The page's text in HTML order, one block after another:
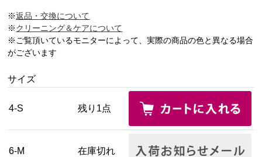
※返品・交換について
※クリーニング＆ケアについて
※ご覧頂いているモニターによって、実際の商品の色と異なる場合
がございます
サイズ
4-S 残り1点
6-M 在庫切れ